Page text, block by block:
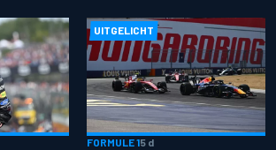
UITGELICHT
FORMULE 15 d